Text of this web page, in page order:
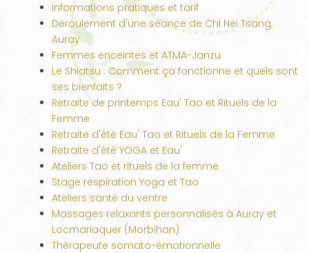
Informations pratiques et tarif
Déroulement d'une séance de Chi Nei Tsang,
Auray
Femmes enceintes et ATMA-Janzu
Le Shiatsu : Comment ça fonctionne et quels sont
ses bienfaits ?
Retraite de printemps Eau' Tao et Rituels de la
Femme
Retraite d'été Eau' Tao et Rituels de la Femme
Retraite d'été YOGA et Eau'
Ateliers Tao et rituels de la femme
Stage respiration Yoga et Tao
Ateliers santé du ventre
Massages relaxants personnalisés à Auray et
Locmariaquer (Morbihan)
Thérapeute somato-émotionnelle